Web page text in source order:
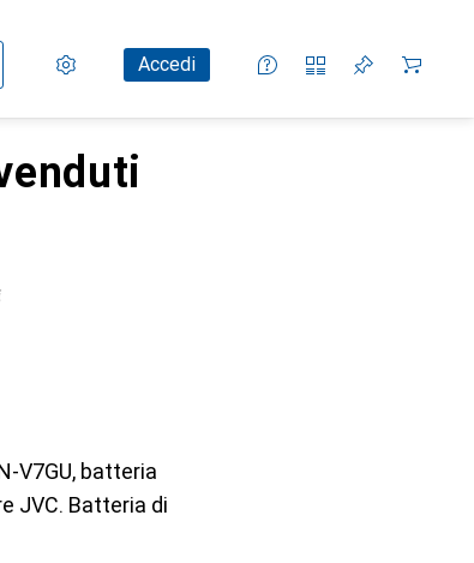
Impostazioni
Conto clienteAccedi
Liste di confronto
Liste dei desideri
Carrello
V7GU, batteria
JVC. Batteria di